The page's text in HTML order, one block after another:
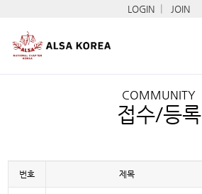
LOGIN JOIN
COMMUNITY
접수/등록
번호 제목